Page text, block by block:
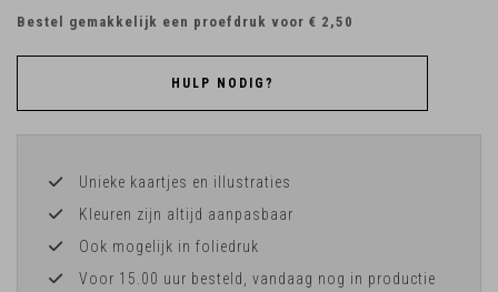
Bestel gemakkelijk een proefdruk voor € 2,50
HULP NODIG?
Unieke kaartjes en illustraties
Kleuren zijn altijd aanpasbaar
Ook mogelijk in foliedruk
Voor 15.00 uur besteld, vandaag nog in productie